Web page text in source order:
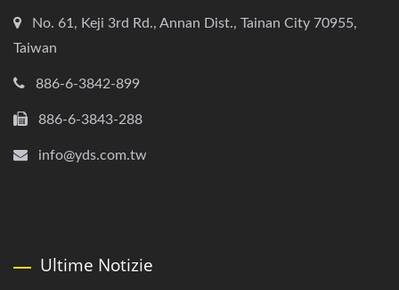
No. 61, Keji 3rd Rd., Annan Dist., Tainan City 70955,
Taiwan
886-6-3842-899
886-6-3843-288
info@yds.com.tw
Ultime Notizie